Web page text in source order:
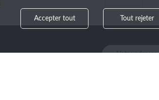
Accepter tout Tout rejeter